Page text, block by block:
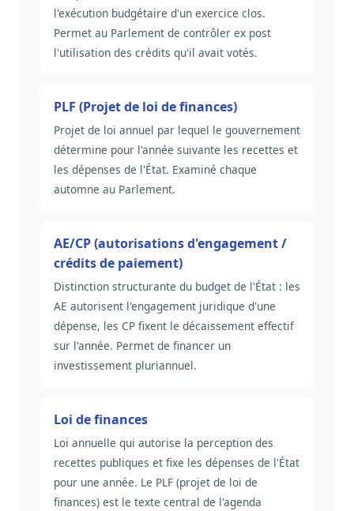
l'exécution budgétaire d'un exercice clos.
Permet au Parlement de contrôler ex post
l'utilisation des crédits qu'il avait votés.
PLF (Projet de loi de finances)
Projet de loi annuel par lequel le gouvernement
détermine pour l'année suivante les recettes et
les dépenses de l'État. Examiné chaque
automne au Parlement.
AE/CP (autorisations d'engagement /
crédits de paiement)
Distinction structurante du budget de l'État : les
AE autorisent l'engagement juridique d'une
dépense, les CP fixent le décaissement effectif
sur l'année. Permet de financer un
investissement pluriannuel.
Loi de finances
Loi annuelle qui autorise la perception des
recettes publiques et fixe les dépenses de l'État
pour une année. Le PLF (projet de loi de
finances) est le texte central de l'agenda